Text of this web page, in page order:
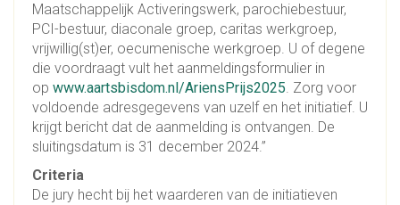
Maatschappelijk Activeringswerk, parochiebestuur,
PCI-bestuur, diaconale groep, caritas werkgroep,
vrijwillig(st)er, oecumenische werkgroep. U of degene
die voordraagt vult het aanmeldingsformulier in
op www.aartsbisdom.nl/AriensPrijs2025. Zorg voor
voldoende adresgegevens van uzelf en het initiatief. U
krijgt bericht dat de aanmelding is ontvangen. De
sluitingsdatum is 31 december 2024.”
Criteria
De jury hecht bij het waarderen van de initiatieven